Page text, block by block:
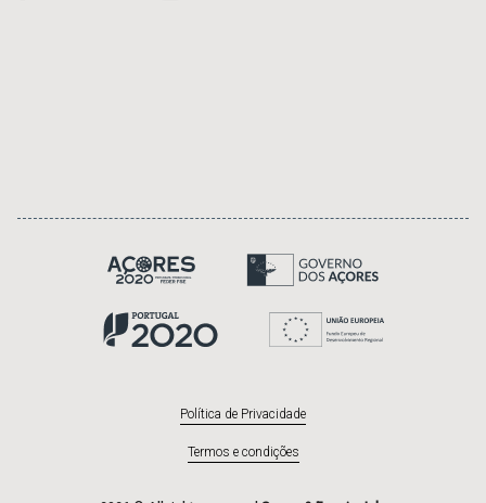
Política de Privacidade
Termos e condições